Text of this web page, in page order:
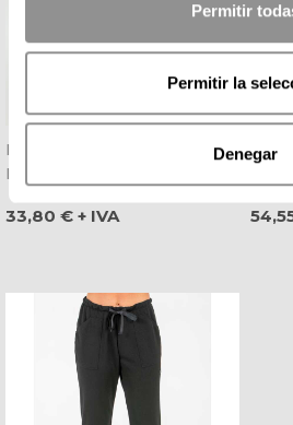
Permitir
Permitir la
Denegar
Pantalón De Mujer
Bielástico Push-Up Negro -
Dyneke
Precio
33,80 € + IVA